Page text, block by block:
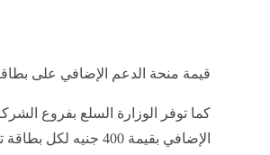
قيمة منحة الدعم الإضافي على
كما توفر الوزارة السلع بفروع
الإضافي بقيمة 400